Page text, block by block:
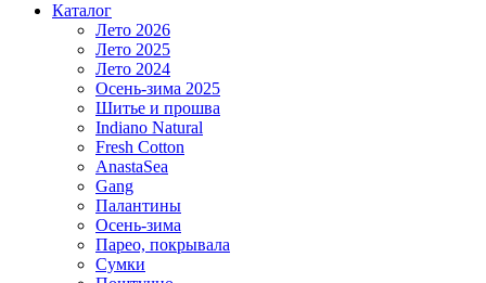
Каталог
Лето 2026
Лето 2025
Лето 2024
Осень-зима 2025
Шитье и прошва
Indiano Natural
Fresh Cotton
AnastaSea
Gang
Палантины
Осень-зима
Парео, покрывала
Сумки